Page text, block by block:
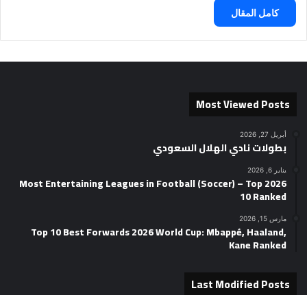
كامل المقال
Most Viewed Posts
أبريل 27, 2026
بطولات نادي الهلال السعودي
يناير 6, 2026
2026 Most Entertaining Leagues in Football (Soccer) – Top
10 Ranked
مارس 15, 2026
Top 10 Best Forwards 2026 World Cup: Mbappé, Haaland,
Kane Ranked
Last Modified Posts